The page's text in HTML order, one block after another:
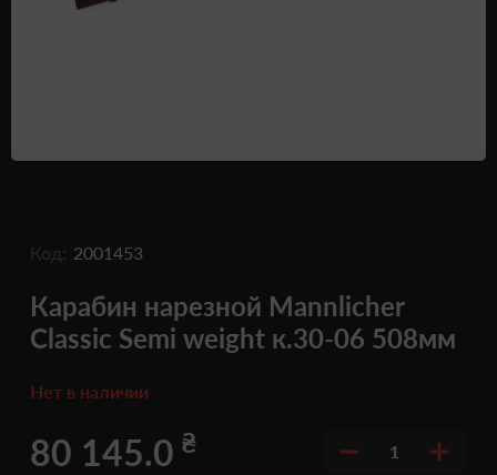
Код: 2001453
Карабин нарезной Mannlicher
Classic Semi weight к.30-06 508мм
Нет в наличии
80 145.0 ₴ 1